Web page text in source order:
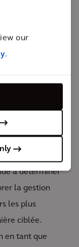
our
.
durable
d’une
impacts,
dans son
à déterminer
la gestion
les plus
ciblée.
en tant que